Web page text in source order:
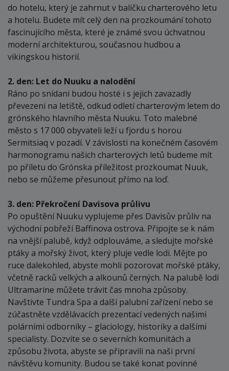
do hotelu, který je zahrnut v balíčku charterového letu
a hotelu. Budete mít celý den na prozkoumání tohoto
fascinujícího města, které je známé svou úchvatnou
moderní architekturou, současnou hudbou a
vikingskou historií.
2. den: Let do Nuuku a nalodění
Ráno po snídani budou hosté i s jejich zavazadly
převezeni na letiště, odkud odletí charterovým letem do
grónského hlavního města Nuuku. Toto malebné
město s 17 000 obyvateli leží u fjordu s horou
Sermitsiaq v pozadí. V závislosti na konečném časovém
harmonogramu našich charterových letů budeme mít
po příletu do Grónska příležitost prozkoumat Nuuk,
nebo se můžeme přesunout přímo na loď.
3. den: Překročení Davisova průlivu
Po opuštění Nuuku vyplujeme přes Davisův průliv na
východní pobřeží Baffinova ostrova. Připojte se k nám
na vnější palubě, když odplouváme, a sledujte mořské
ptáky a mořský život, který pluje vedle lodi. Mějte po
ruce dalekohled, abyste mohli pozorovat mořské ptáky,
včetně racků velkých a alkounů černých. Na palubě lodi
Ultramarine můžete trávit čas mnoha způsoby.
Navštivte Tundra Spa a další palubní zařízení nebo se
zúčastněte vzdělávacích prezentací vedených našimi
polárními odborníky – glaciology, historiky a dalšími
specialisty. Dozvíte se o severních komunitách a
způsobu života, abyste se připravili na naši první
návštěvu komunity. Budou se také konat povinné